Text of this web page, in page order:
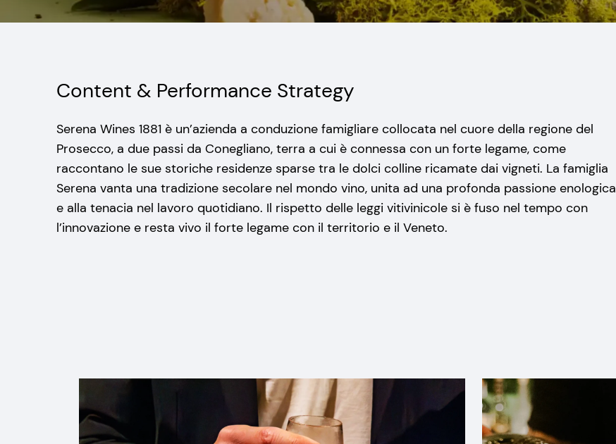
Content & Performance Strategy
Serena Wines 1881 è un’azienda a conduzione famigliare collocata nel cuore della regione del
Prosecco, a due passi da Conegliano, terra a cui è connessa con un forte legame, come
raccontano le sue storiche residenze sparse tra le dolci colline ricamate dai vigneti. La famiglia
Serena vanta una tradizione secolare nel mondo vino, unita ad una profonda passione enologica
e alla tenacia nel lavoro quotidiano. Il rispetto delle leggi vitivinicole si è fuso nel tempo con
l’innovazione e resta vivo il forte legame con il territorio e il Veneto.